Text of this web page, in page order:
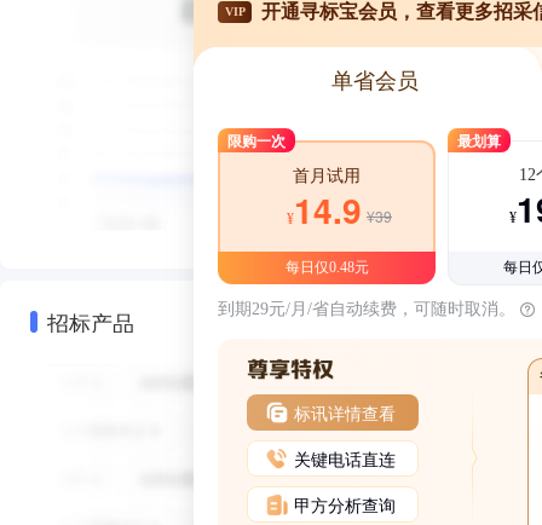
招标产品
VIP 开通寻标宝会员，查看更多招采
单省会员
限购一次
首月试用
¥14.9 ¥39
每日仅0.48元
最划算
12
¥
每日
到期29元/月/省自动续费，可随时取消。
标讯详情查看
关键电话直连
甲方分析查询